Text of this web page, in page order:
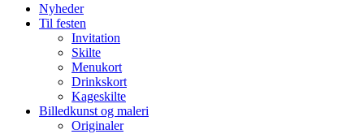
Nyheder
Til festen
Invitation
Skilte
Menukort
Drinkskort
Kageskilte
Billedkunst og maleri
Originaler